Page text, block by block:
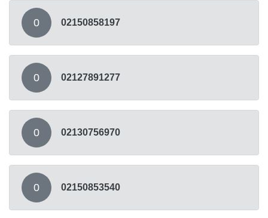
0 02150858197
0 02127891277
0 02130756970
0 02150853540